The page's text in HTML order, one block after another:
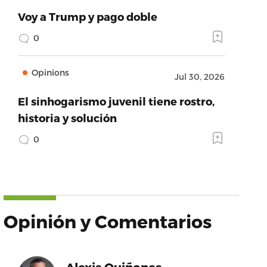
Voy a Trump y pago doble
0
Opinions Jul 30, 2026
El sinhogarismo juvenil tiene rostro,
historia y solución
0
Opinión y Comentarios